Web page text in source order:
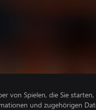
von Spielen, die Sie
und zugehörigen